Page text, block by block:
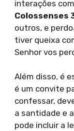
interações
Colossenses
outros, e
tiver queixa
Senhor vos
Além disso, é
é um convite
confessar,
a santidade e
pode incluir a